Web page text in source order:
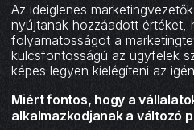
Az ideiglenes
nyújtanak hozzáadott értéket,
folyamatosságot a
kulcsfontosságú az ügyfelek
képes legyen kielégíteni az
Miért fontos, hogy a
alkalmazkodjanak a változó